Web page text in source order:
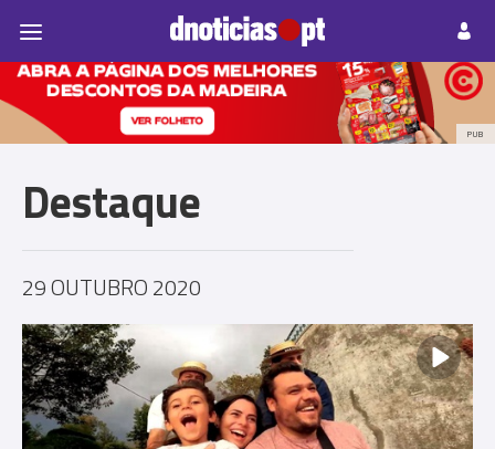
Prazeres Paisagens
PUB
Destaque
29 OUTUBRO 2020